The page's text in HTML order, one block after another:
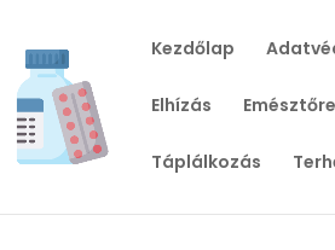
Kezdőlap
Elhízás
Táplálkozás